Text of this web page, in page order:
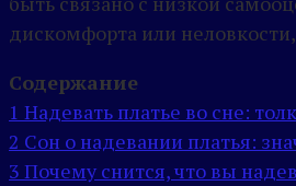
дискомфорта или
Содержание
1 Надевать платье во сне:
2 Сон о надевании платья:
3 Почему снится, что вы